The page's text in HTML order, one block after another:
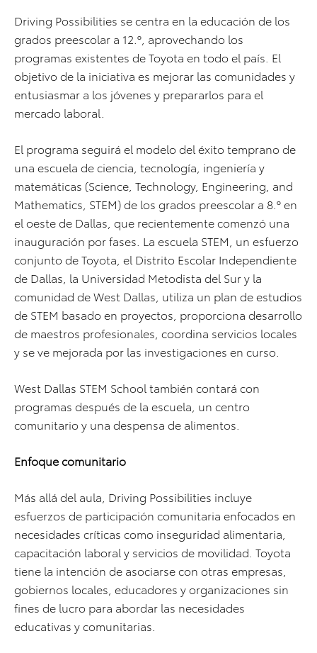
Driving Possibilities se centra en la educación de los
grados preescolar a 12.º, aprovechando los
programas existentes de Toyota en todo el país. El
objetivo de la iniciativa es mejorar las comunidades y
entusiasmar a los jóvenes y prepararlos para el
mercado laboral.
El programa seguirá el modelo del éxito temprano de
una escuela de ciencia, tecnología, ingeniería y
matemáticas (Science, Technology, Engineering, and
Mathematics, STEM) de los grados preescolar a 8.º en
el oeste de Dallas, que recientemente comenzó una
inauguración por fases. La escuela STEM, un esfuerzo
conjunto de Toyota, el Distrito Escolar Independiente
de Dallas, la Universidad Metodista del Sur y la
comunidad de West Dallas, utiliza un plan de estudios
de STEM basado en proyectos, proporciona desarrollo
de maestros profesionales, coordina servicios locales
y se ve mejorada por las investigaciones en curso.
West Dallas STEM School también contará con
programas después de la escuela, un centro
comunitario y una despensa de alimentos.
Enfoque comunitario
Más allá del aula, Driving Possibilities incluye
esfuerzos de participación comunitaria enfocados en
necesidades críticas como inseguridad alimentaria,
capacitación laboral y servicios de movilidad. Toyota
tiene la intención de asociarse con otras empresas,
gobiernos locales, educadores y organizaciones sin
fines de lucro para abordar las necesidades
educativas y comunitarias.